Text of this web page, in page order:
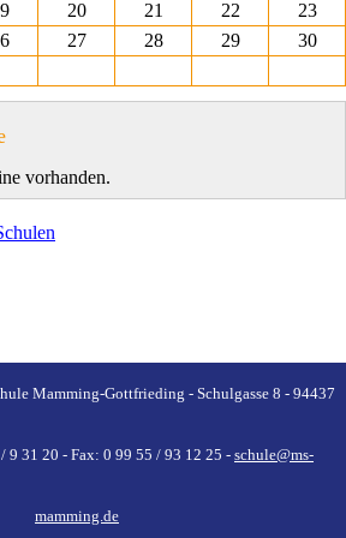
20 21 22
23
27 28 29
30
vorhanden.
Mamming-Gottfrieding - Schulgasse 8 - 94437
9 31 20 - Fax: 0 99 55 / 93 12 25 - schule@ms-
mamming.de